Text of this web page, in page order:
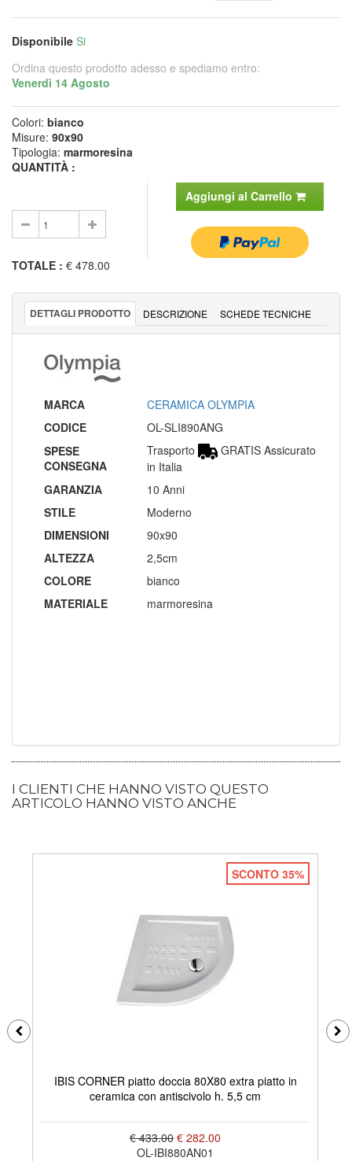
Disponibile Si
Ordina questo prodotto adesso e spediamo entro:
Venerdì 14 Agosto
Colori: bianco
Misure: 90x90
Tipologia: marmoresina
QUANTITÀ :
Aggiungi al Carrello
TOTALE : € 478.00
DETTAGLI PRODOTTO DESCRIZIONE SCHEDE TECNICHE
MARCA
CERAMICA OLYMPIA
CODICE
OL-SLI890ANG
SPESE
CONSEGNA
Trasporto
GRATIS Assicurato
in Italia
GARANZIA
10 Anni
STILE
Moderno
DIMENSIONI
90x90
ALTEZZA
2,5cm
COLORE
bianco
MATERIALE
marmoresina
I CLIENTI CHE HANNO VISTO QUESTO
ARTICOLO HANNO VISTO ANCHE
SCONTO 35%
IBIS CORNER piatto doccia 80X80 extra piatto in
ceramica con antiscivolo h. 5,5 cm
€ 433.00 € 282.00
OL-IBI880AN01